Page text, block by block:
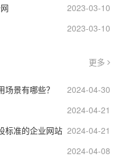
2023-03-10
2023-03-10
更多
2024-04-30
景有哪些？
2024-04-21
2024-04-21
标准的企业网站
2024-04-08